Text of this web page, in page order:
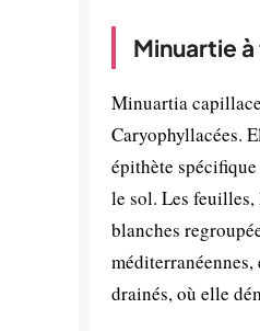
Minuartie
Minuartia
Caryophyllacées.
épithète
le sol. Les feuilles,
blanches
drainés, où elle